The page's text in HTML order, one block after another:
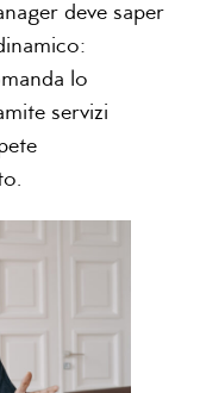
deve saper
lo
servizi